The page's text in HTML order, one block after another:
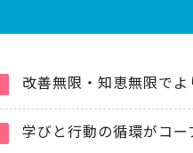
改善無限・知恵無限で
学びと行動の循環がコ